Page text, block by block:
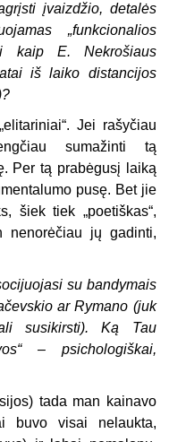
įvaizdžio, detalės
„funkcionalios
kaip E. Nekrošiaus
iš laiko distancijos
Jei rašyčiau
sumažinti tą
Per tą prabėgusį laiką
pusę. Bet jie
šiek tiek „poetiškas“,
nenorėčiau jų gadinti,
su bandymais
ar Rymano (juk
susikirsti). Ką Tau
– psichologiškai,
tada man kainavo
buvo visai nelaukta,